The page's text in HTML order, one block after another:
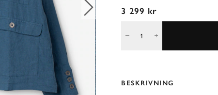
3 299 kr
BESKRIVNING